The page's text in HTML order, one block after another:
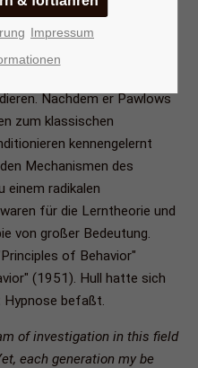
werden, begann
nach einer Polioerkrankung (
zeitlebens mit einem
Nachdem er Pawlows
zum klassischen
kennengelernt
Mechanismen des
einem radikalen
für die Lerntheorie und
von großer Bedeutung.
of Behavior"
(1951). Hull hatte sich
befaßt.
of investigation in this field
each generation my be
Impressum